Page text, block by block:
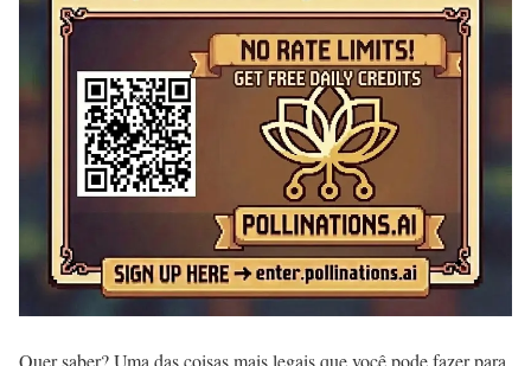
Quer saber? Uma das coisas mais legais que você pode fazer para